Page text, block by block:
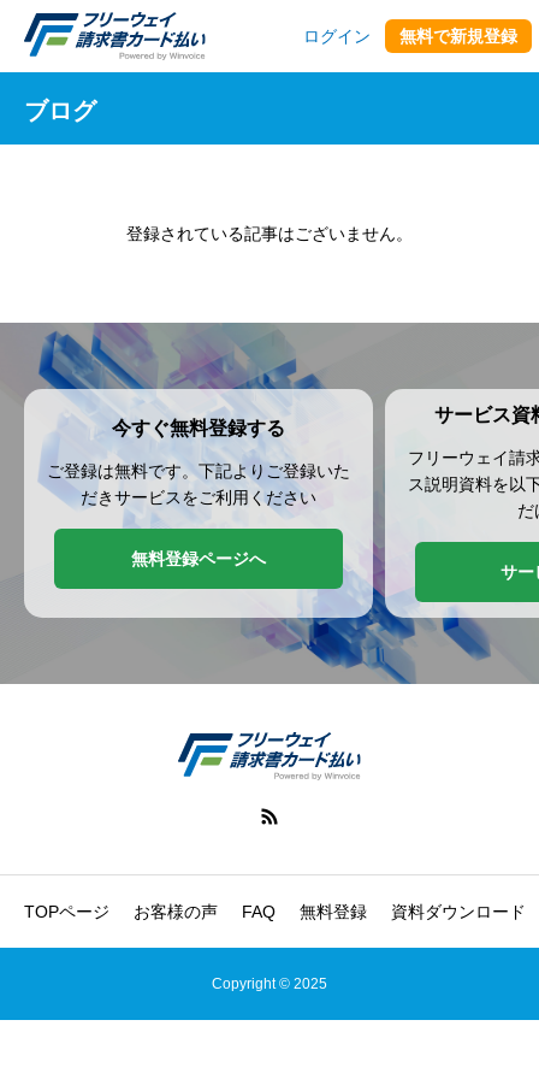
ログイン 無料で新規登録
ブログ
登録されている記事はございません。
今すぐ無料登録する
ご登録は無料です。下記よりご登録いた
だきサービスをご利用ください
無料登録ページへ
サービス資
フリーウェイ請
ス説明資料を以
だ
サー
TOPページ お客様の声 FAQ 無料登録 資料ダウンロード
Copyright © 2025